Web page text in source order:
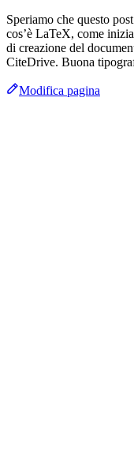
Speriamo che questo
cos’è LaTeX, come
di creazione del
CiteDrive. Buona
Modifica pagina